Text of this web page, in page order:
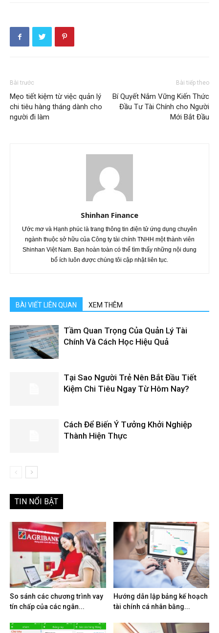
Bài trước
Mẹo tiết kiệm từ việc quản lý
chi tiêu hàng tháng dành cho
người đi làm
Bài tiếp theo
Bí Quyết Nắm Vững Kiến Thức
Đầu Tư Tài Chính cho Người
Mới Bắt Đầu
Shinhan Finance
Ước mơ và Hạnh phúc là trang thông tin điện tử ứng dụng chuyên
ngành thuộc sở hữu của Công ty tài chính TNHH một thành viên
Shinhan Việt Nam. Bạn hoàn toàn có thể tìm thấy những nội dung
bổ ích luôn được chúng tôi cập nhật liên tục.
BÀI VIẾT LIÊN QUAN XEM THÊM
Tầm Quan Trọng Của Quản Lý Tài
Chính Và Cách Học Hiệu Quả
Tại Sao Người Trẻ Nên Bắt Đầu Tiết
Kiệm Chi Tiêu Ngay Từ Hôm Nay?
Cách Để Biến Ý Tưởng Khởi Nghiệp
Thành Hiện Thực
TIN NỔI BẬT
So sánh các chương trình vay
tín chấp của các ngân...
Hướng dẫn lập bảng kế hoạch
tài chính cá nhân bằng...